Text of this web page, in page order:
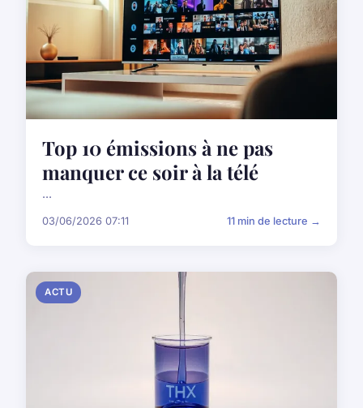
Top 10 émissions à ne pas
manquer ce soir à la télé
...
03/06/2026 07:11 11 min de lecture →
ACTU